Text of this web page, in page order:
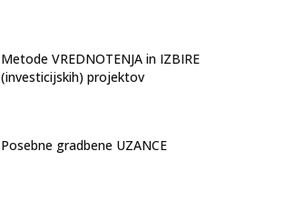
Metode VREDNOTENJA in IZBIRE
(investicijskih) projektov
Posebne gradbene UZANCE